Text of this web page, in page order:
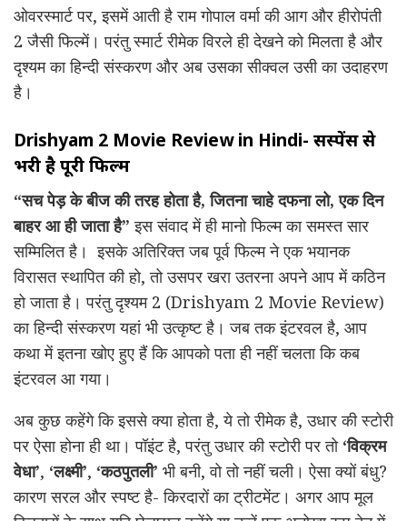
ओवरस्मार्ट पर, इसमें आती है राम गोपाल वर्मा की आग और हीरोपंती
2 जैसी फिल्में। परंतु स्मार्ट रीमेक विरले ही देखने को मिलता है और
दृश्यम का हिन्दी संस्करण और अब उसका सीक्वल उसी का उदाहरण
है।
Drishyam 2 Movie Review in Hindi- सस्पेंस से
भरी है पूरी फिल्म
“सच पेड़ के बीज की तरह होता है, जितना चाहे दफना लो, एक दिन
बाहर आ ही जाता है” इस संवाद में ही मानो फिल्म का समस्त सार
सम्मिलित है। इसके अतिरिक्त जब पूर्व फिल्म ने एक भयानक
विरासत स्थापित की हो, तो उसपर खरा उतरना अपने आप में कठिन
हो जाता है। परंतु दृश्यम 2 (Drishyam 2 Movie Review)
का हिन्दी संस्करण यहां भी उत्कृष्ट है। जब तक इंटरवल है, आप
कथा में इतना खोए हुए हैं कि आपको पता ही नहीं चलता कि कब
इंटरवल आ गया।
अब कुछ कहेंगे कि इससे क्या होता है, ये तो रीमेक है, उधार की स्टोरी
पर ऐसा होना ही था। पॉइंट है, परंतु उधार की स्टोरी पर तो ‘विक्रम
वेधा’, ‘लक्ष्मी’, ‘कठपुतली’ भी बनी, वो तो नहीं चली। ऐसा क्यों बंधु?
कारण सरल और स्पष्ट है- किरदारों का ट्रीटमेंट। अगर आप मूल